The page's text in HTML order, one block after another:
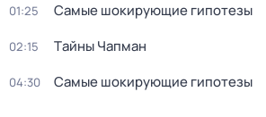
01:25 Самые шoкиpующие гипотезы
02:15 Тaйны Чапман
04:30 Самые шoкиpующие гипотезы